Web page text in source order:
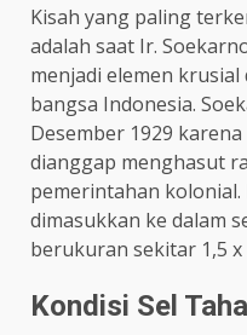
Kisah yang paling
adalah saat Ir.
menjadi elemen
bangsa Indonesia.
Desember 1929
dianggap menghasut
pemerintahan kolonial.
dimasukkan ke dalam
berukuran sekitar 1,5 x
Kondisi Sel